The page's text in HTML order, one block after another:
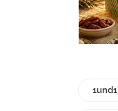
1und1